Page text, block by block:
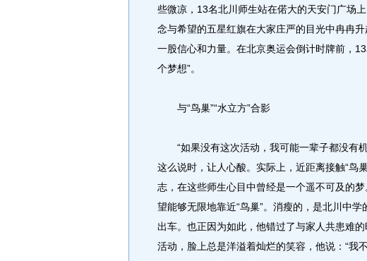
些微凉，13名北川师生站在偌大的天安门广场
念与希望的五星红旗在大家庄严的目光中冉冉
一股信心和力量。在北京奥运会倒计时牌前，
个梦想”。
与“鸟巢”“水立方”合影
“如果没有这次活动，我可能一辈子都没有
这么说时，让人心酸。实际上，近距离接触“鸟
志，在这些师生心目中曾经是一个遥不可及的
望能够无限地靠近“鸟巢”。消瘦的，是北川中
出车。也正因为如此，他错过了与家人共患难
活动，脸上总是洋溢着灿烂的笑容，他说：“我